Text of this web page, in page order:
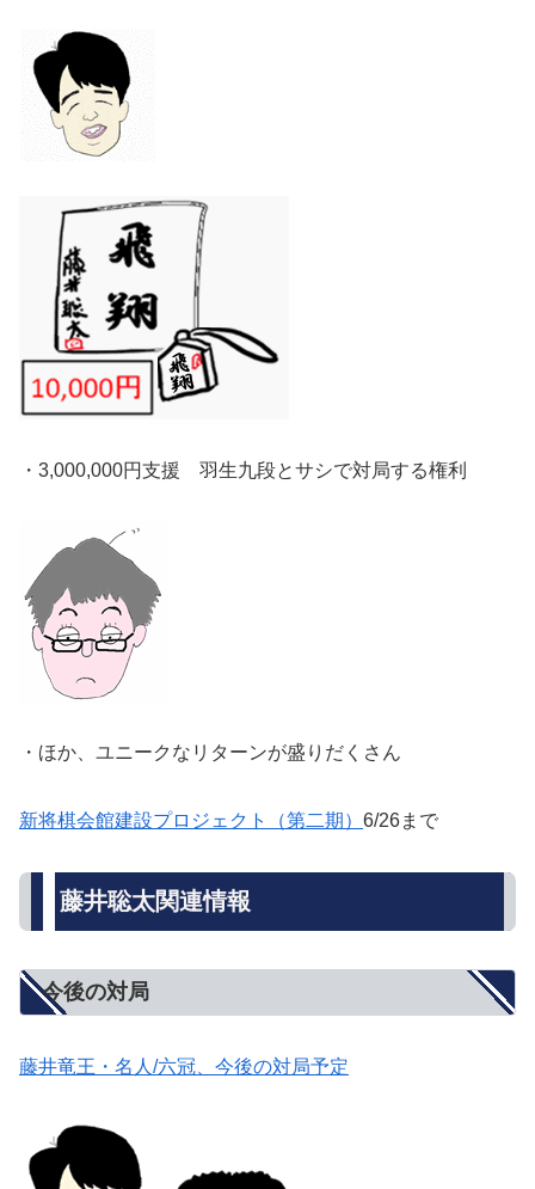
・3,000,000円支援 羽生九段とサシで対局する権利
・ほか、ユニークなリターンが盛りだくさん
新将棋会館建設プロジェクト（第二期） 6/26まで
藤井聡太関連情報
今後の対局
藤井竜王・名人/六冠、今後の対局予定